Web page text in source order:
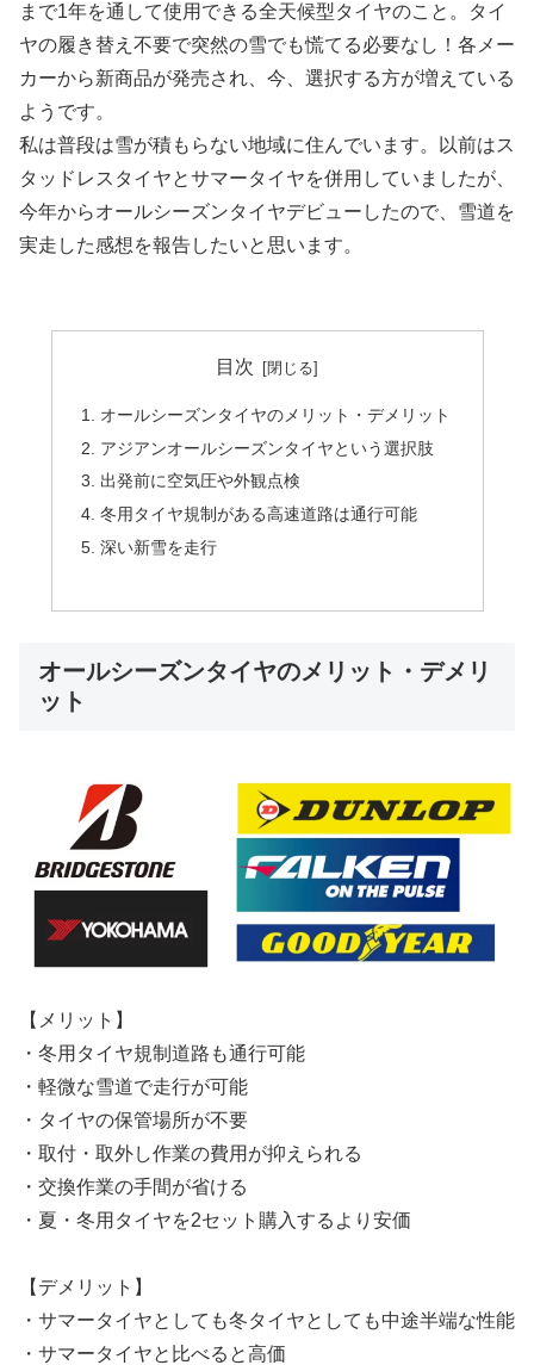
まで1年を通して使用できる全天候型タイヤのこと。タイ
ヤの履き替え不要で突然の雪でも慌てる必要なし！各メー
カーから新商品が発売され、今、選択する方が増えている
ようです。
私は普段は雪が積もらない地域に住んでいます。以前はス
タッドレスタイヤとサマータイヤを併用していましたが、
今年からオールシーズンタイヤデビューしたので、雪道を
実走した感想を報告したいと思います。
目次
オールシーズンタイヤのメリット・デメリット
アジアンオールシーズンタイヤという選択肢
出発前に空気圧や外観点検
冬用タイヤ規制がある高速道路は通行可能
深い新雪を走行
オールシーズンタイヤのメリット・デメリ
ット
【メリット】
・冬用タイヤ規制道路も通行可能
・軽微な雪道で走行が可能
・タイヤの保管場所が不要
・取付・取外し作業の費用が抑えられる
・交換作業の手間が省ける
・夏・冬用タイヤを2セット購入するより安価
【デメリット】
・サマータイヤとしても冬タイヤとしても中途半端な性能
・サマータイヤと比べると高価